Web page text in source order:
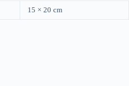
15 × 20 cm